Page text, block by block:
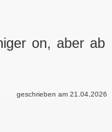
on, aber ab
geschrieben am 21.04.2026